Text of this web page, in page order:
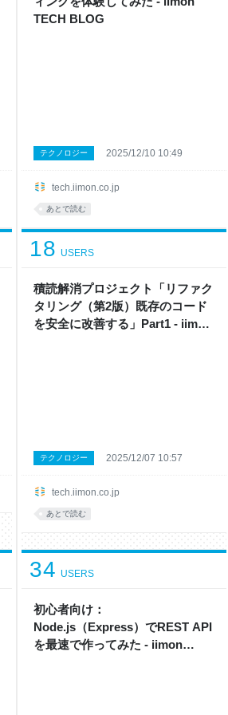
TECH BLOG
tech.iimon.co.jp
テクノロジー 2025/12/10 10:49
あとで読む
積読解消プロジェクト「リファク
タリング（第2版）既存のコード
を安全に改善する」Part1 - iimon
18 USERS
tech.iimon.co.jp
テクノロジー 2025/12/07 10:57
あとで読む
初心者向け：
Node.js（Express）でREST API
を最速で作ってみた - iimon
34 USERS